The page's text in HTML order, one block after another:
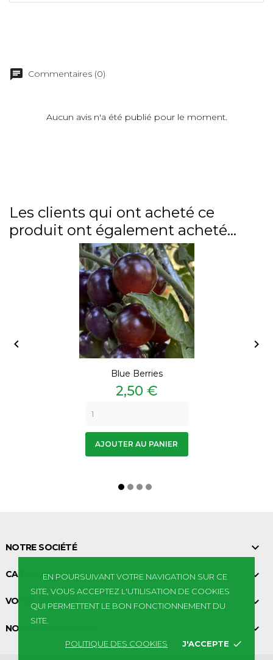
EN POURSUIVANT VOTRE NAVIGATION SUR CE
SITE, VOUS ACCEPTEZ L'UTILISATION DE COOKIES
QUI PERMETTENT LE BON FONCTIONNEMENT DU
SITE.
POLITIQUE DES COOKIES J'ACCEPTE done
Commentaires (0)
Aucun avis n'a été publié pour le moment.
Les clients qui ont acheté ce
produit ont également acheté...
Blue Berries
Prix
2,50 €
AJOUTER AU PANIER
 
NOTRE SOCIÉTÉ 
CATEGORIES 
VOTRE COMPTE 
NOS COORDONNÉES 